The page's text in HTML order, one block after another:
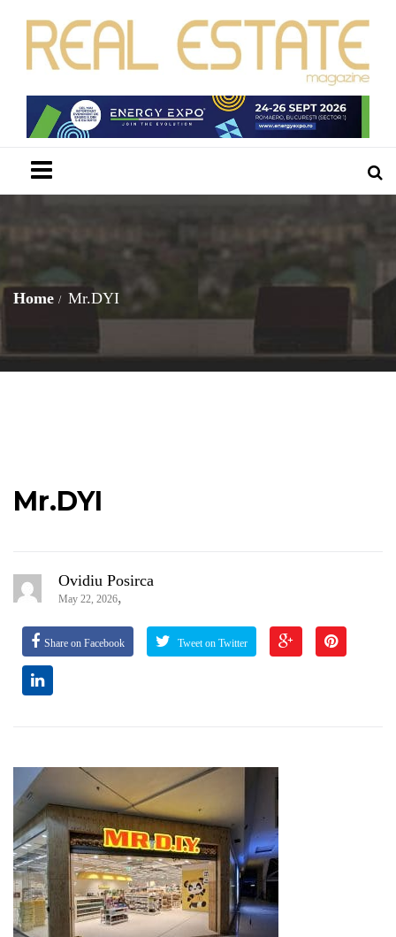
Home Mr.DYI
Mr.DYI
Ovidiu Posirca
May 22, 2026,
Share on Facebook Tweet on Twitter